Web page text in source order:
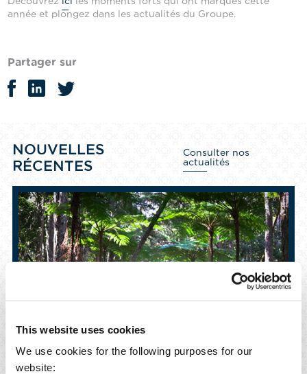
This website uses cookies
We use cookies for the following purposes for our
website:
année et plongez dans les actualités du Groupe.
Partager sur
NOUVELLES
RÉCENTES
Consulter nos
actualités